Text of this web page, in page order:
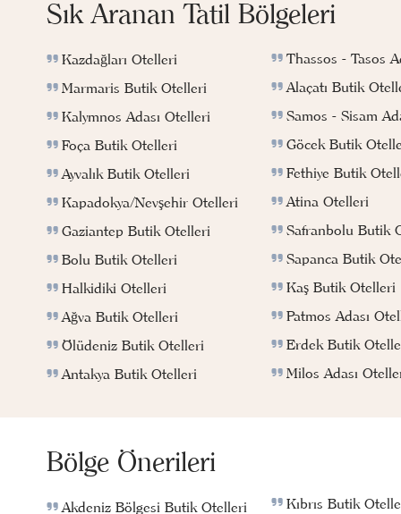
Sık Aranan Tatil Bölgeleri
Kazdağları Otelleri
Marmaris Butik Otelleri
Kalymnos Adası Otelleri
Foça Butik Otelleri
Ayvalık Butik Otelleri
Kapadokya/Nevşehir Otelleri
Gaziantep Butik Otelleri
Bolu Butik Otelleri
Halkidiki Otelleri
Ağva Butik Otelleri
Ölüdeniz Butik Otelleri
Antakya Butik Otelleri
Thassos - Tasos
Alaçatı Butik
Samos - Sisam
Göcek Butik
Fethiye Butik
Atina Otelleri
Safranbolu Butik
Sapanca Butik
Kaş Butik Otelleri
Patmos Adası
Erdek Butik
Milos Adası
Bölge Önerileri
Akdeniz Bölgesi Butik Otelleri Kıbrıs Butik